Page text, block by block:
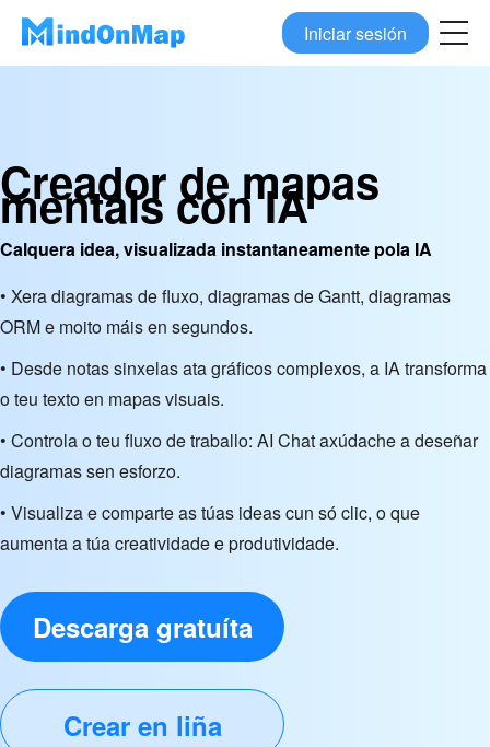
Iniciar sesión
Creador de mapas
mentais con IA
Calquera idea, visualizada instantaneamente pola IA
• Xera diagramas de fluxo, diagramas de Gantt, diagramas
ORM e moito máis en segundos.
• Desde notas sinxelas ata gráficos complexos, a IA transforma
o teu texto en mapas visuais.
• Controla o teu fluxo de traballo: AI Chat axúdache a deseñar
diagramas sen esforzo.
• Visualiza e comparte as túas ideas cun só clic, o que
aumenta a túa creatividade e produtividade.
Descarga gratuíta
Crear en liña